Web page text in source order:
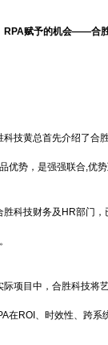
RPA赋予的机会——合
科技黄总首先介绍了合
优势，是强强联合,优势
胜科技财务及HR部门
际项目中，合胜科技将
在ROI、时效性、跨系